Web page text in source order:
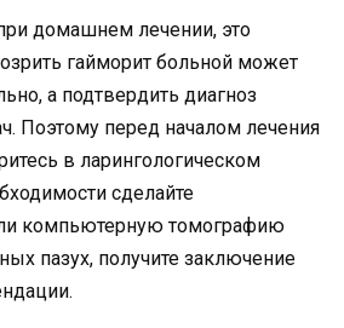
домашнем лечении, это
гайморит больной может
а подтвердить диагноз
Поэтому перед началом лечения
в ларингологическом
сделайте
компьютерную томографию
пазух, получите заключение